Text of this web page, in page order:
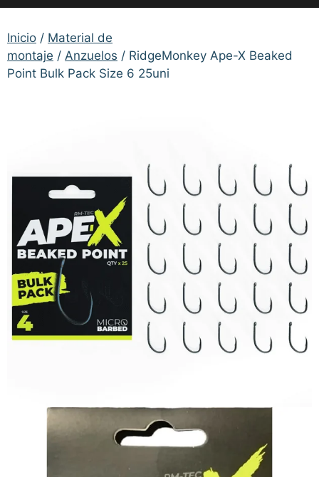
Inicio / Material de
montaje / Anzuelos / RidgeMonkey Ape-X Beaked
Point Bulk Pack Size 6 25uni